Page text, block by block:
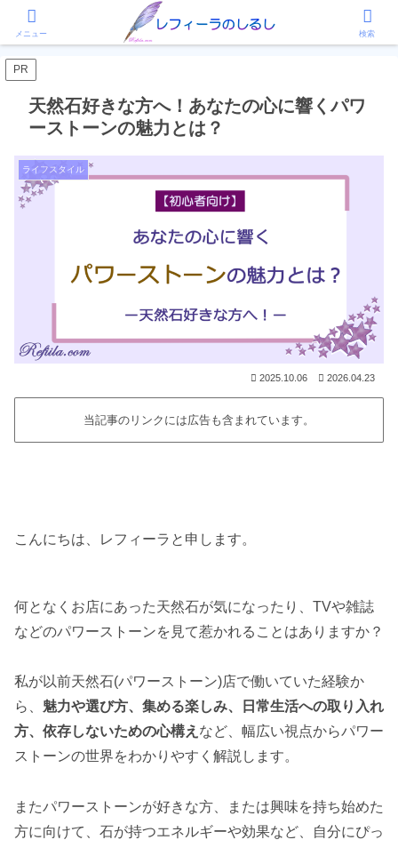
ライフスタイル
PR
天然石好きな方へ！あなたの心に響くパワ
ーストーンの魅力とは？
ライフスタイル
2025.10.06 2026.04.23
当記事のリンクには広告も含まれています。
こんにちは、レフィーラと申します。
何となくお店にあった天然石が気になったり、TVや雑誌
などのパワーストーンを見て惹かれることはありますか？
私が以前天然石(パワーストーン)店で働いていた経験か
ら、 魅力や選び方、集める楽しみ、日常生活への取り入れ
方、依存しないための心構え など、幅広い視点からパワー
ストーンの世界をわかりやすく解説します。
またパワーストーンが好きな方、または興味を持ち始めた
方に向けて、石が持つエネルギーや効果など、自分にぴっ
メニュー 検索